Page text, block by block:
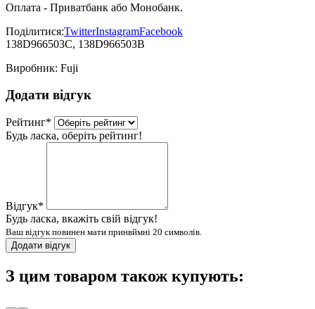
Оплата - Приватбанк або Монобанк.
Поділитися:TwitterInstagramFacebook
138D966503C, 138D966503B
Виробник: Fuji
Додати відгук
Рейтинг*
Будь ласка, оберіть рейтинг!
Відгук*
Будь ласка, вкажіть свій відгук!
Ваш відгук повинен мати принвймні 20 символів.
Додати відгук
З цим товаром також купують: